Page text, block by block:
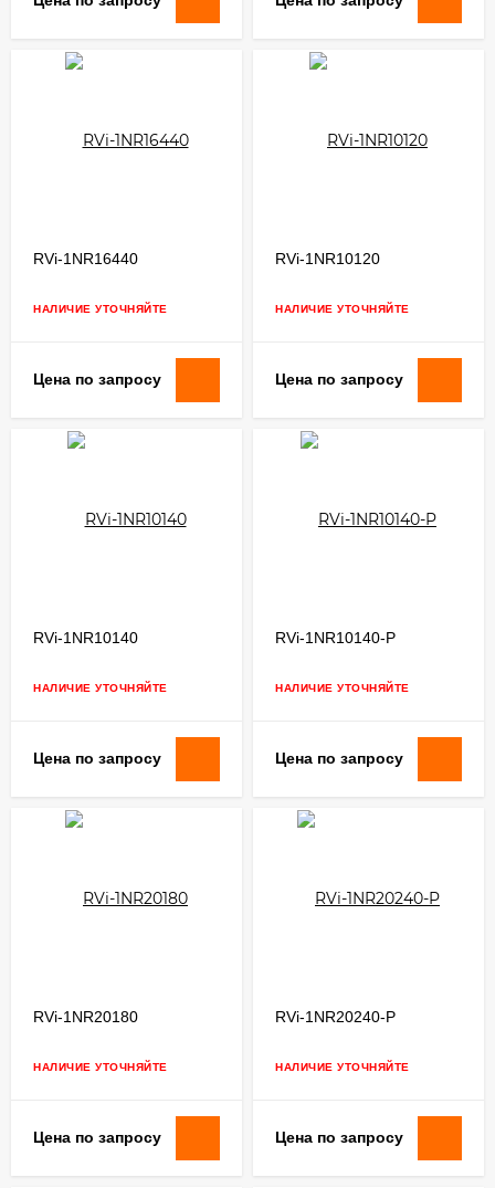
RVi-1NR16440
НАЛИЧИЕ УТОЧНЯЙТЕ
Цена по запросу
RVi-1NR10120
НАЛИЧИЕ УТОЧНЯЙТЕ
Цена по запросу
RVi-1NR10140
НАЛИЧИЕ УТОЧНЯЙТЕ
Цена по запросу
RVi-1NR10140-P
НАЛИЧИЕ УТОЧНЯЙТЕ
Цена по запросу
RVi-1NR20180
НАЛИЧИЕ УТОЧНЯЙТЕ
Цена по запросу
RVi-1NR20240-P
НАЛИЧИЕ УТОЧНЯЙТЕ
Цена по запросу